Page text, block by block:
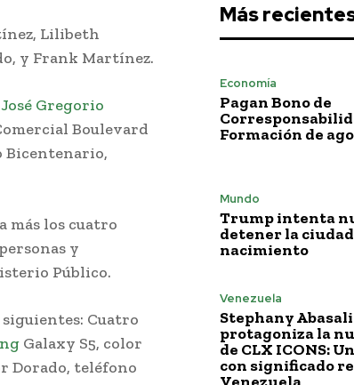
Lilibeth
y Frank Martínez.
José Gregorio
Boulevard
Bicentenario,
más los cuatro
y
Público.
Cuatro
Galaxy S5, color
Dorado, teléfono
Más
Economía
Pagan Bono de
Formación de
Mundo
Trump intenta
detener la
nacimiento
Venezuela
Stephany Abasali
protagoniza la
de CLX ICONS:
con significado